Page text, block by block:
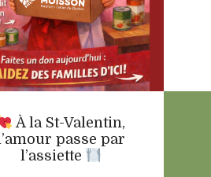
À la St-Valentin,
passe par
l’assiette